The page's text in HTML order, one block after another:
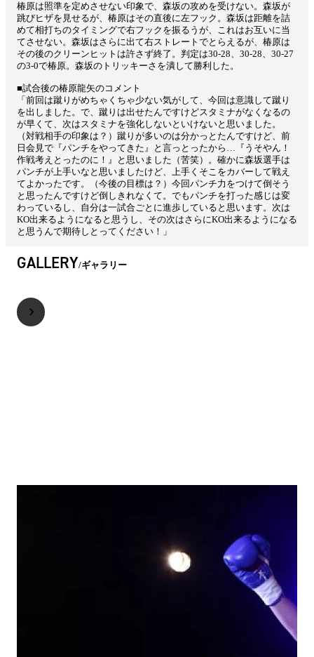
椿原は照準を定めさせない印象で、森坂の攻めを受けない。森坂が
跳びヒザを見せるが、椿原はその直後に左フック。森坂は距離を詰
めて相打ちのタイミングで右フックを振るうが、これはお互いに当
てさせない。森坂はさらに出て右ストレートでとらえるが、椿原は
その後のクリーンヒットは許さず終了。判定は30-28、30-28、30-27
の3-0で椿原。森坂のトリッキーさを潰して勝利した。
■試合後の椿原龍矢のコメント
「前回は蹴りがめちゃくちゃ少ない気がして、今回は意識して蹴り
を出しました。で、蹴りは出せたんですけどスタミナがなくなるの
が早くて、次はスタミナを強化しないといけないと思いました。
（対戦相手の印象は？）蹴りが多いのは分かっとたんですけど、前
日会見で『パンチをやってきた』と言っとったから…『うそやん！
作戦考えとったのに！』と思いました（苦笑）。確かに森坂選手は
パンチが上手いなと思いましたけど、上手くそこをカバーして戦え
てよかったです。（今後の目標は？）今回パンチ力をつけて倒そう
と思ったんですけど倒しきれなくて。でもパンチを打った感じは変
わっているし、自分は一試合ごとに進歩していると思います。次は
KO出来るようになると思うし、その次はさらにKO出来るようになる
と思うんで期待しとってください！」
GALLERY ギャラリー